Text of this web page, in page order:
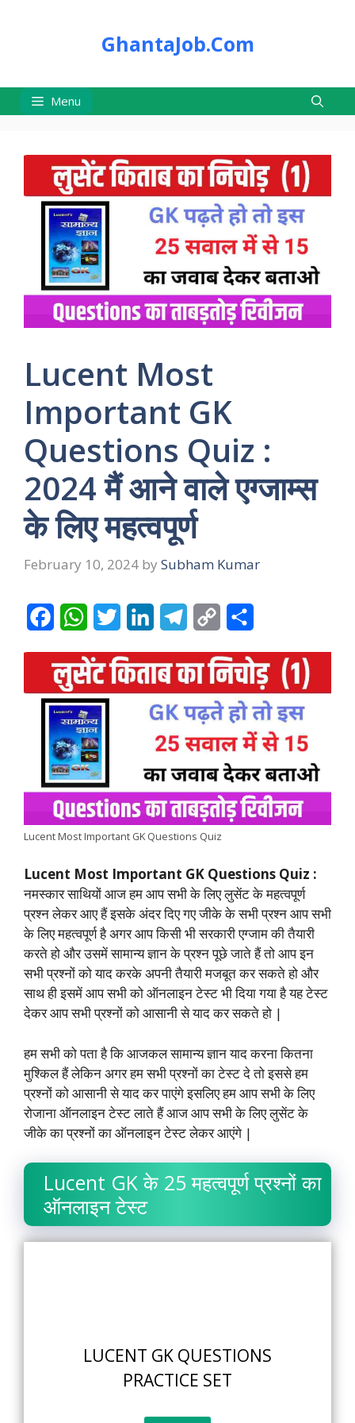
GhantaJob.Com
Menu
Lucent Most
Important GK
Questions Quiz :
2024 मैं आने वाले एग्जाम्स
के लिए महत्वपूर्ण
February 10, 2024 by Subham Kumar
c
e
b
o
o
k
W
a
t
s
A
p
p
i
t
n
k
e
d
I
n
l
e
g
r
a
m
p
y
L
i
n
k
a
r
e
Lucent Most Important GK Questions Quiz
Lucent Most Important GK Questions Quiz :
नमस्कार साथियों आज हम आप सभी के लिए लुसेंट के महत्वपूर्ण
प्रश्न लेकर आए हैं इसके अंदर दिए गए जीके के सभी प्रश्न आप सभी
के लिए महत्वपूर्ण है अगर आप किसी भी सरकारी एग्जाम की तैयारी
करते हो और उसमें सामान्य ज्ञान के प्रश्न पूछे जाते हैं तो आप इन
सभी प्रश्नों को याद करके अपनी तैयारी मजबूत कर सकते हो और
साथ ही इसमें आप सभी को ऑनलाइन टेस्ट भी दिया गया है यह टेस्ट
देकर आप सभी प्रश्नों को आसानी से याद कर सकते हो |
हम सभी को पता है कि आजकल सामान्य ज्ञान याद करना कितना
मुश्किल हैं लेकिन अगर हम सभी प्रश्नों का टेस्ट दे तो इससे हम
प्रश्नों को आसानी से याद कर पाएंगे इसलिए हम आप सभी के लिए
रोजाना ऑनलाइन टेस्ट लाते हैं आज आप सभी के लिए लुसेंट के
जीके का प्रश्नों का ऑनलाइन टेस्ट लेकर आएंगे |
Lucent GK के 25 महत्वपूर्ण प्रश्नों का
ऑनलाइन टेस्ट
LUCENT GK QUESTIONS
PRACTICE SET